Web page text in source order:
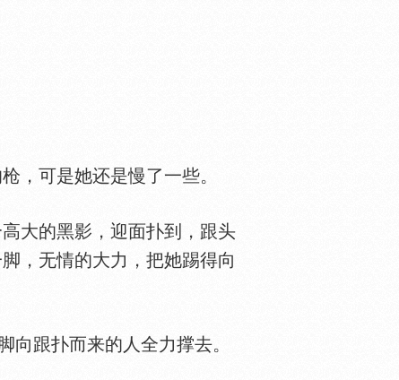
，可是她还是慢了一些。
大的黑影，迎面扑到，跟头
，无情的大力，把她踢得向
跟扑而来的人全力撑去。